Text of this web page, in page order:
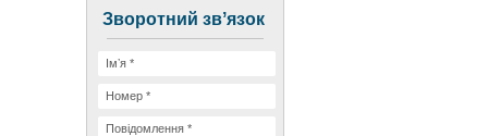
Зворотний звʼязок